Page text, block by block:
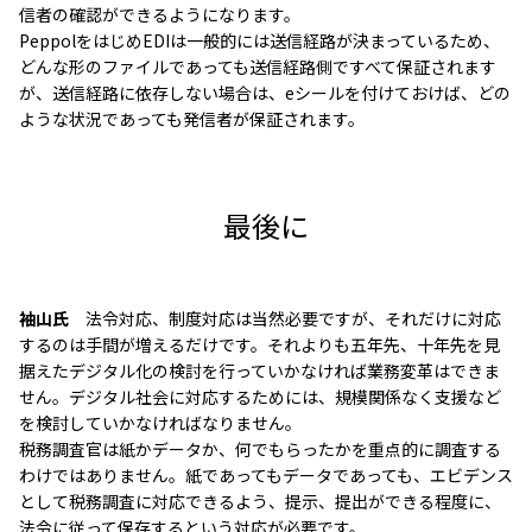
信者の確認ができるようになります。
PeppolをはじめEDIは一般的には送信経路が決まっているため、
どんな形のファイルであっても送信経路側ですべて保証されます
が、送信経路に依存しない場合は、eシールを付けておけば、どの
ような状況であっても発信者が保証されます。
最後に
袖山氏 法令対応、制度対応は当然必要ですが、それだけに対応
するのは手間が増えるだけです。それよりも五年先、十年先を見
据えたデジタル化の検討を行っていかなければ業務変革はできま
せん。デジタル社会に対応するためには、規模関係なく支援など
を検討していかなければなりません。
税務調査官は紙かデータか、何でもらったかを重点的に調査する
わけではありません。紙であってもデータであっても、エビデンス
として税務調査に対応できるよう、提示、提出ができる程度に、
法令に従って保存するという対応が必要です。